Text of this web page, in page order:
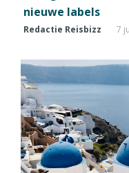
nieuwe labels
Redactie Reisbizz 7